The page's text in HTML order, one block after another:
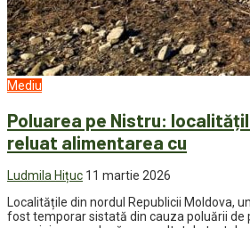
Mediu
Poluarea pe Nistru:
reluat alimentarea cu
Ludmila Hițuc 11 martie 2026
Localitățile din nordul Republicii Moldova,
fost temporar sistată din cauza poluării de